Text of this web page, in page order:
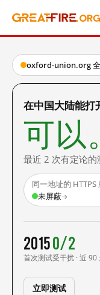
oxford-union.org
在中国大陆能
可以。
最近 2 次有定论的
同一地址的 HTTPS
未屏蔽→
2015
首次测试
0/2
受干扰 · 近 90
立即测试